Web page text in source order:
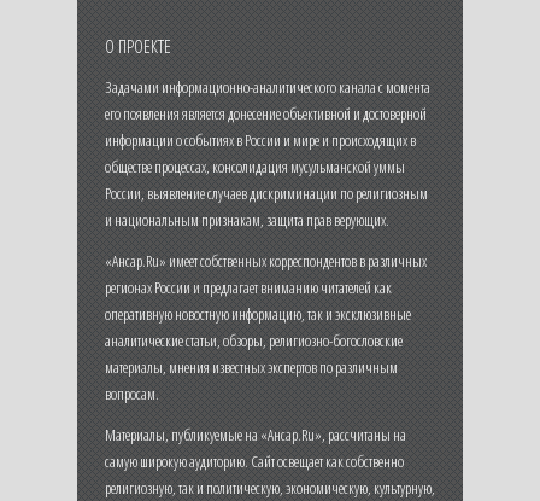
О ПРОЕКТЕ
Задачами информационно-аналитического канала с момента
его появления является донесение объективной и достоверной
информации о событиях в России и мире и происходящих в
обществе процессах, консолидация мусульманской уммы
России, выявление случаев дискриминации по религиозным
и национальным признакам, защита прав верующих.
«Ансар.Ru» имеет собственных корреспондентов в различных
регионах России и предлагает вниманию читателей как
оперативную новостную информацию, так и эксклюзивные
аналитические статьи, обзоры, религиозно-богословские
материалы, мнения известных экспертов по различным
вопросам.
Материалы, публикуемые на «Ансар.Ru», рассчитаны на
самую широкую аудиторию. Сайт освещает как собственно
религиозную, так и политическую, экономическую, культурную,